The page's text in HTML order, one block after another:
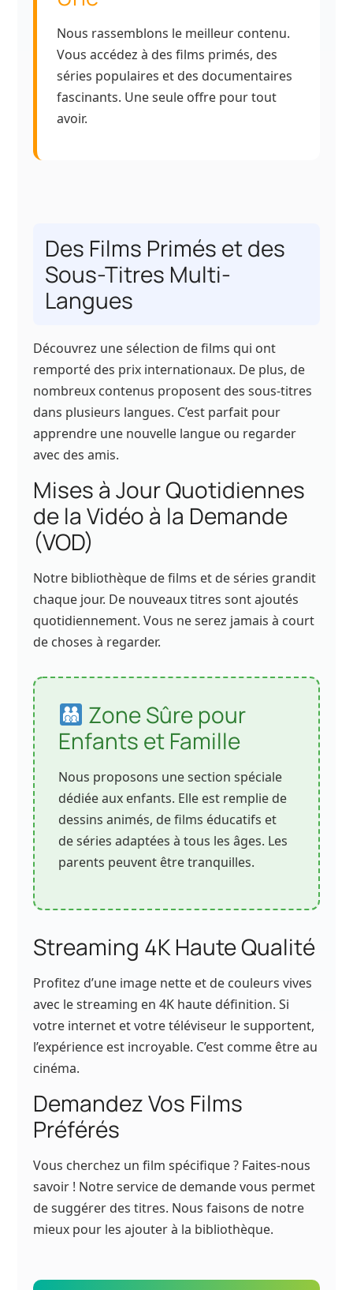
Nous rassemblons le meilleur contenu.
Vous accédez à des films primés, des
séries populaires et des documentaires
fascinants. Une seule offre pour tout
avoir.
Des Films Primés et des
Sous-Titres Multi-
Langues
Découvrez une sélection de films qui ont
remporté des prix internationaux. De plus, de
nombreux contenus proposent des sous-titres
dans plusieurs langues. C’est parfait pour
apprendre une nouvelle langue ou regarder
avec des amis.
Mises à Jour Quotidiennes
de la Vidéo à la Demande
(VOD)
Notre bibliothèque de films et de séries grandit
chaque jour. De nouveaux titres sont ajoutés
quotidiennement. Vous ne serez jamais à court
de choses à regarder.
Zone Sûre pour
Enfants et Famille
Nous proposons une section spéciale
dédiée aux enfants. Elle est remplie de
dessins animés, de films éducatifs et
de séries adaptées à tous les âges. Les
parents peuvent être tranquilles.
Streaming 4K Haute Qualité
Profitez d’une image nette et de couleurs vives
avec le streaming en 4K haute définition. Si
votre internet et votre téléviseur le supportent,
l’expérience est incroyable. C’est comme être au
cinéma.
Demandez Vos Films
Préférés
Vous cherchez un film spécifique ? Faites-nous
savoir ! Notre service de demande vous permet
de suggérer des titres. Nous faisons de notre
mieux pour les ajouter à la bibliothèque.